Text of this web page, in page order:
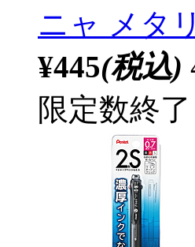
ニャ メタ
¥445(税込)
限定数終了